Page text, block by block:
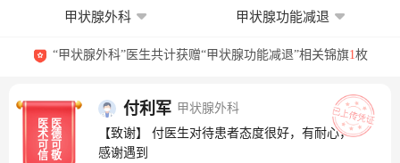
甲状腺外科 甲状腺功能减退
“甲状腺外科”医生共计获赠“甲状腺功能减退”相关锦旗1枚
医
术
可
信
医
德
可
敬
付利军 甲状腺外科
【致谢】 付医生对待患者态度很好，有耐心，
感谢遇到